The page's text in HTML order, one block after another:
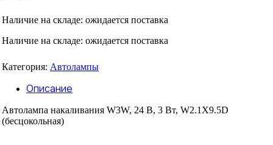
Наличие на складе: ожидается поставка
Наличие на складе: ожидается поставка
Категория: Автолампы
Описание
Автолампа накаливания W3W, 24 В, 3 Вт, W2.1X9.5D
(бесцокольная)